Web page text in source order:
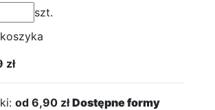
szt.
zł
od 6,90 złDostępne formy